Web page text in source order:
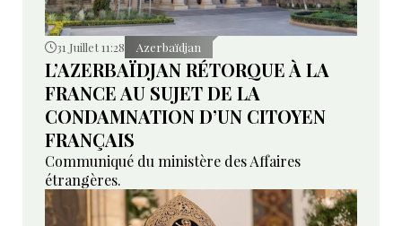
31 Juillet 11:28 Azerbaïdjan
L’AZERBAÏDJAN RÉTORQUE À LA
FRANCE AU SUJET DE LA
CONDAMNATION D’UN CITOYEN
FRANÇAIS
Communiqué du ministère des Affaires
étrangères.